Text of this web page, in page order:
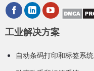
工业解决方案
自动条码打印和标签系统